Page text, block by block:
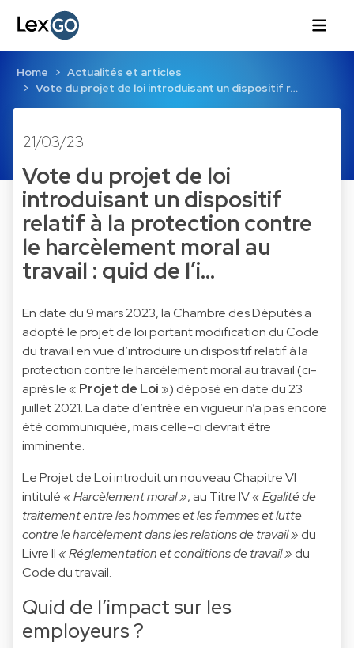
Home
Actualités et articles
Vote du projet de loi introduisant un dispositif r…
21/03/23
Vote du projet de loi
introduisant un dispositif
relatif à la protection contre
le harcèlement moral au
travail : quid de l’i…
En date du 9 mars 2023, la Chambre des Députés a
adopté le projet de loi portant modification du Code
du travail en vue d’introduire un dispositif relatif à la
protection contre le harcèlement moral au travail (ci-
après le « Projet de Loi ») déposé en date du 23
juillet 2021. La date d’entrée en vigueur n’a pas encore
été communiquée, mais celle-ci devrait être
imminente.
Le Projet de Loi introduit un nouveau Chapitre VI
intitulé« Harcèlement moral », au Titre IV« Egalité de
traitement entre les hommes et les femmes et lutte
contre le harcèlement dans les relations de travail » du
Livre II« Réglementation et conditions de travail » du
Code du travail.
Quid de l’impact sur les
employeurs ?